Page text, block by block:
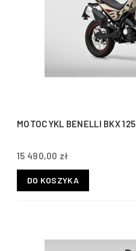
MOTOCYKL BENELLI BKX 125
15 490,00 zł
DO KOSZYKA